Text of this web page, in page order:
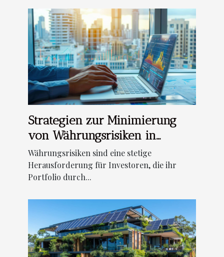
Strategien zur Minimierung
von Währungsrisiken in
internationalen ETFs
Währungsrisiken sind eine stetige
Herausforderung für Investoren, die ihr
Portfolio durch...